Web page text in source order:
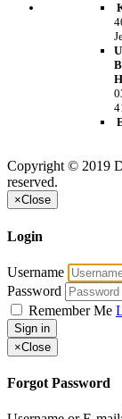
Copyright © 2019
reserved.
×Close
Login
Username
Password
Remember Me
Sign in
×Close
Forgot Password